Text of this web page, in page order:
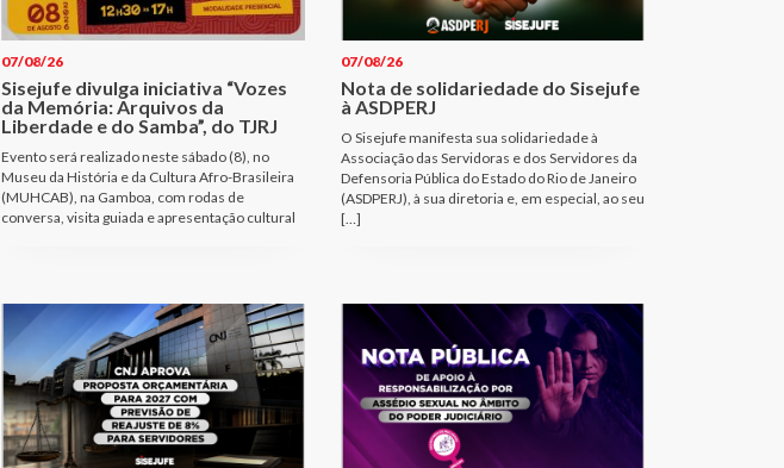
07/08/26
Sisejufe divulga iniciativa “Vozes
da Memória: Arquivos da
Liberdade e do Samba”, do TJRJ
Evento será realizado neste sábado (8), no
Museu da História e da Cultura Afro-Brasileira
(MUHCAB), na Gamboa, com rodas de
conversa, visita guiada e apresentação cultural
07/08/26
Nota de solidariedade do Sisejufe
à ASDPERJ
O Sisejufe manifesta sua solidariedade à
Associação das Servidoras e dos Servidores da
Defensoria Pública do Estado do Rio de Janeiro
(ASDPERJ), à sua diretoria e, em especial, ao seu
[…]